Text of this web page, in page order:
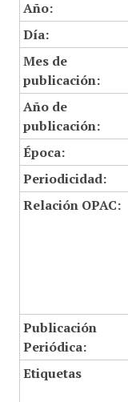
Año:
Día:
Mes de
publicación:
Año de
publicación:
Época:
Periodicidad:
Relación OPAC:
Publicación
Periódica:
Etiquetas